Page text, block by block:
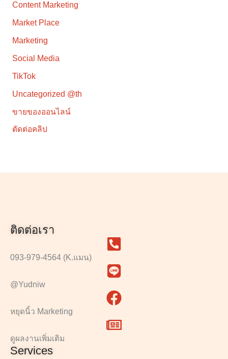
Content Marketing
Market Place
Marketing
Social Media
TikTok
Uncategorized @th
ขายของออนไลน์
ตัดต่อคลิป
ติดต่อเรา
093-979-4564 (K.แมน)
@Yudniw
หยุดนิ้ว Marketing
ดูผลงานเพิ่มเติม
Services